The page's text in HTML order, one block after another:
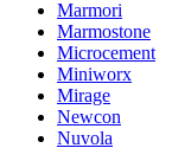
Marmori
Marmostone
Microcement
Miniworx
Mirage
Newcon
Nuvola